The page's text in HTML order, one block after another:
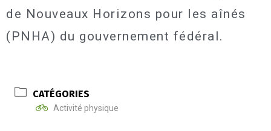
de Nouveaux Horizons pour les aînés
(PNHA) du gouvernement fédéral.
CATÉGORIES
Activité physique